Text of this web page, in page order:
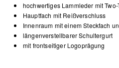
hochwertiges Lammleder mit Two-
Hauptfach mit Reißverschluss
Innenraum mit einem Steckfach
längenverstellbarer Schultergurt
mit frontseitiger Logoprägung